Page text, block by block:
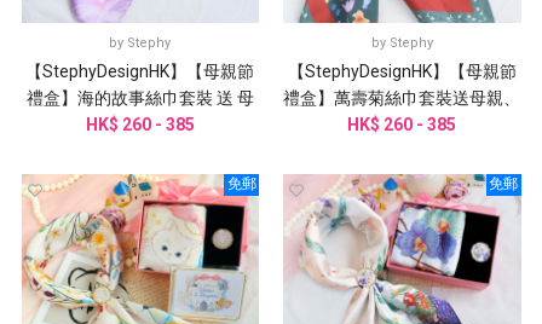
by Stephy
【StephyDesignHK】【母親節
禮盒】海的故事絲巾套裝 送 母
親、丈母娘、婆婆、外婆
HK$ 260 - 385
by Stephy
【StephyDesignHK】【母親節
禮盒】萬壽菊絲巾套裝送母親、
阿嬤、外婆、丈母娘、婆婆
HK$ 260 - 385
免郵 免郵